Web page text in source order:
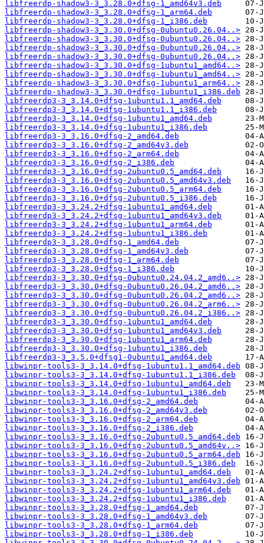
libfreerdp-shadow3-3_3.28.0+dfsg-1_amd64v3.deb
libfreerdp-shadow3-3_3.28.0+dfsg-1_arm64.deb
libfreerdp-shadow3-3_3.28.0+dfsg-1_i386.deb
libfreerdp-shadow3-3_3.30.0+dfsg-0ubuntu0.26.04..>
libfreerdp-shadow3-3_3.30.0+dfsg-0ubuntu0.26.04..>
libfreerdp-shadow3-3_3.30.0+dfsg-0ubuntu0.26.04..>
libfreerdp-shadow3-3_3.30.0+dfsg-0ubuntu0.26.04..>
libfreerdp-shadow3-3_3.30.0+dfsg-1ubuntu1_amd64..>
libfreerdp-shadow3-3_3.30.0+dfsg-1ubuntu1_amd64..>
libfreerdp-shadow3-3_3.30.0+dfsg-1ubuntu1_arm64..>
libfreerdp-shadow3-3_3.30.0+dfsg-1ubuntu1_i386.deb
libfreerdp3-3_3.14.0+dfsg-1ubuntu1.1_amd64.deb
libfreerdp3-3_3.14.0+dfsg-1ubuntu1.1_i386.deb
libfreerdp3-3_3.14.0+dfsg-1ubuntu1_amd64.deb
libfreerdp3-3_3.14.0+dfsg-1ubuntu1_i386.deb
libfreerdp3-3_3.16.0+dfsg-2_amd64.deb
libfreerdp3-3_3.16.0+dfsg-2_amd64v3.deb
libfreerdp3-3_3.16.0+dfsg-2_arm64.deb
libfreerdp3-3_3.16.0+dfsg-2_i386.deb
libfreerdp3-3_3.16.0+dfsg-2ubuntu0.5_amd64.deb
libfreerdp3-3_3.16.0+dfsg-2ubuntu0.5_amd64v3.deb
libfreerdp3-3_3.16.0+dfsg-2ubuntu0.5_arm64.deb
libfreerdp3-3_3.16.0+dfsg-2ubuntu0.5_i386.deb
libfreerdp3-3_3.24.2+dfsg-1ubuntu1_amd64.deb
libfreerdp3-3_3.24.2+dfsg-1ubuntu1_amd64v3.deb
libfreerdp3-3_3.24.2+dfsg-1ubuntu1_arm64.deb
libfreerdp3-3_3.24.2+dfsg-1ubuntu1_i386.deb
libfreerdp3-3_3.28.0+dfsg-1_amd64.deb
libfreerdp3-3_3.28.0+dfsg-1_amd64v3.deb
libfreerdp3-3_3.28.0+dfsg-1_arm64.deb
libfreerdp3-3_3.28.0+dfsg-1_i386.deb
libfreerdp3-3_3.30.0+dfsg-0ubuntu0.24.04.2_amd6..>
libfreerdp3-3_3.30.0+dfsg-0ubuntu0.26.04.2_amd6..>
libfreerdp3-3_3.30.0+dfsg-0ubuntu0.26.04.2_amd6..>
libfreerdp3-3_3.30.0+dfsg-0ubuntu0.26.04.2_arm6..>
libfreerdp3-3_3.30.0+dfsg-0ubuntu0.26.04.2_i386..>
libfreerdp3-3_3.30.0+dfsg-1ubuntu1_amd64.deb
libfreerdp3-3_3.30.0+dfsg-1ubuntu1_amd64v3.deb
libfreerdp3-3_3.30.0+dfsg-1ubuntu1_arm64.deb
libfreerdp3-3_3.30.0+dfsg-1ubuntu1_i386.deb
libfreerdp3-3_3.5.0+dfsg1-0ubuntu1_amd64.deb
libwinpr-tools3-3_3.14.0+dfsg-1ubuntu1.1_amd64.deb
libwinpr-tools3-3_3.14.0+dfsg-1ubuntu1.1_i386.deb
libwinpr-tools3-3_3.14.0+dfsg-1ubuntu1_amd64.deb
libwinpr-tools3-3_3.14.0+dfsg-1ubuntu1_i386.deb
libwinpr-tools3-3_3.16.0+dfsg-2_amd64.deb
libwinpr-tools3-3_3.16.0+dfsg-2_amd64v3.deb
libwinpr-tools3-3_3.16.0+dfsg-2_arm64.deb
libwinpr-tools3-3_3.16.0+dfsg-2_i386.deb
libwinpr-tools3-3_3.16.0+dfsg-2ubuntu0.5_amd64.deb
libwinpr-tools3-3_3.16.0+dfsg-2ubuntu0.5_amd64v..>
libwinpr-tools3-3_3.16.0+dfsg-2ubuntu0.5_arm64.deb
libwinpr-tools3-3_3.16.0+dfsg-2ubuntu0.5_i386.deb
libwinpr-tools3-3_3.24.2+dfsg-1ubuntu1_amd64.deb
libwinpr-tools3-3_3.24.2+dfsg-1ubuntu1_amd64v3.deb
libwinpr-tools3-3_3.24.2+dfsg-1ubuntu1_arm64.deb
libwinpr-tools3-3_3.24.2+dfsg-1ubuntu1_i386.deb
libwinpr-tools3-3_3.28.0+dfsg-1_amd64.deb
libwinpr-tools3-3_3.28.0+dfsg-1_amd64v3.deb
libwinpr-tools3-3_3.28.0+dfsg-1_arm64.deb
libwinpr-tools3-3_3.28.0+dfsg-1_i386.deb